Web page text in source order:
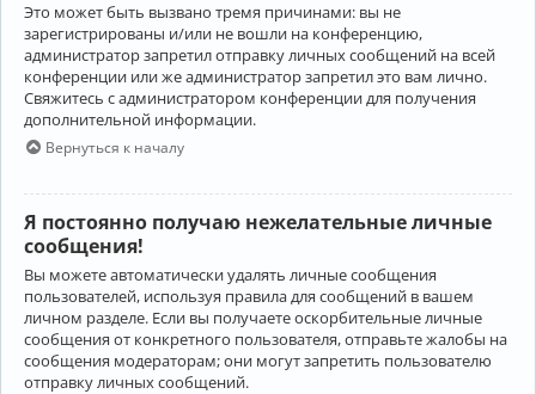
Это может быть вызвано тремя причинами: вы не
зарегистрированы и/или не вошли на конференцию,
администратор запретил отправку личных сообщений на всей
конференции или же администратор запретил это вам лично.
Свяжитесь с администратором конференции для получения
дополнительной информации.
Вернуться к началу
Я постоянно получаю нежелательные личные
сообщения!
Вы можете автоматически удалять личные сообщения
пользователей, используя правила для сообщений в вашем
личном разделе. Если вы получаете оскорбительные личные
сообщения от конкретного пользователя, отправьте жалобы на
сообщения модераторам; они могут запретить пользователю
отправку личных сообщений.